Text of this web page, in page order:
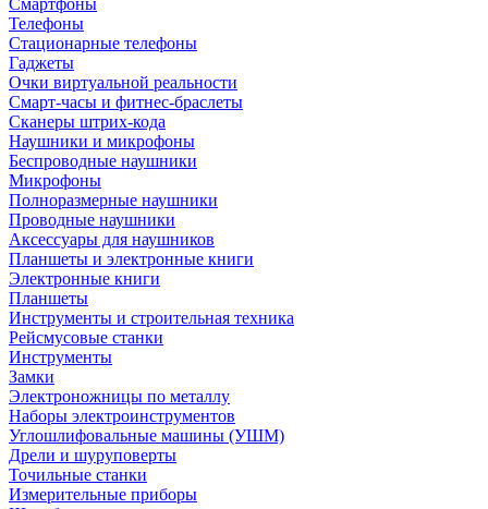
Смартфоны
Телефоны
Стационарные телефоны
Гаджеты
Очки виртуальной реальности
Смарт-часы и фитнес-браслеты
Сканеры штрих-кода
Наушники и микрофоны
Беспроводные наушники
Микрофоны
Полноразмерные наушники
Проводные наушники
Аксессуары для наушников
Планшеты и электронные книги
Электронные книги
Планшеты
Инструменты и строительная техника
Рейсмусовые станки
Инструменты
Замки
Электроножницы по металлу
Наборы электроинструментов
Углошлифовальные машины (УШМ)
Дрели и шуруповерты
Точильные станки
Измерительные приборы